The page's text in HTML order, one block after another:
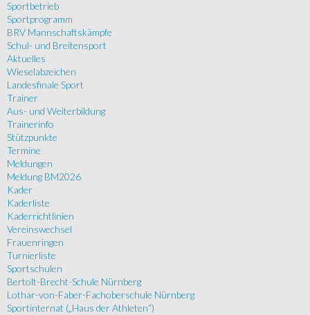
Sportbetrieb
Sportprogramm
BRV Mannschaftskämpfe
Schul- und Breitensport
Aktuelles
Wieselabzeichen
Landesfinale Sport
Trainer
Aus- und Weiterbildung
Trainerinfo
Stützpunkte
Termine
Meldungen
Meldung BM2026
Kader
Kaderliste
Kaderrichtlinien
Vereinswechsel
Frauenringen
Turnierliste
Sportschulen
Bertolt-Brecht-Schule Nürnberg
Lothar-von-Faber-Fachoberschule Nürnberg
Sportinternat („Haus der Athleten“)